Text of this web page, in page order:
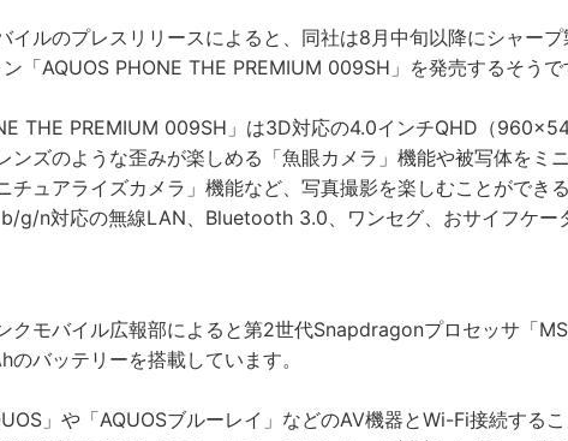
イルのプレスリリースによると、同社は8月中旬以降にシャー
「AQUOS PHONE THE PREMIUM 009SH」を発売するそうで
THE PREMIUM 009SH」は3D対応の4.0インチQHD（
ンズのような歪みが楽しめる「魚眼カメラ」機能や被写体をミ
チュアライズカメラ」機能など、写真撮影を楽しむことができ
b/g/n対応の無線LAN、Bluetooth 3.0、ワンセグ、おサイフケー
クモバイル広報部によると第2世代Snapdragonプロセッサ「
バッテリーを搭載しています。
」や「AQUOSブルーレイ」などのAV機器とWi-Fi接続する